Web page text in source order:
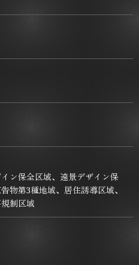
ン保全区域、遠景デザイン保
物第3種地域、居住誘導区域、
制区域